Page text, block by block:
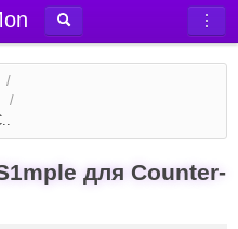
/
/
для Counter-